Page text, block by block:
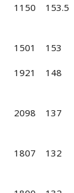
1150 153.5
1501 153
1921 148
2098 137
1807 132